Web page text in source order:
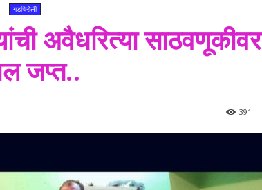
गडचिरोली
अवैधरित्या साठवणूकीवर
जप्त..
391